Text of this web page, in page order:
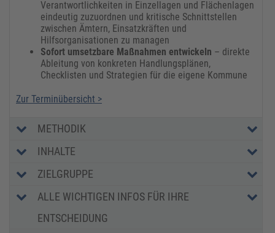
Verantwortlichkeiten in Einzellagen und Flächenlagen
eindeutig zuzuordnen und kritische Schnittstellen
zwischen Ämtern, Einsatzkräften und
Hilfsorganisationen zu managen
​Sofort umsetzbare Maßnahmen entwickeln – direkte
Ableitung von konkreten Handlungsplänen,
Checklisten und Strategien für die eigene Kommune
Zur Terminübersicht >
METHODIK
INHALTE
ZIELGRUPPE
ALLE WICHTIGEN INFOS FÜR IHRE
ENTSCHEIDUNG